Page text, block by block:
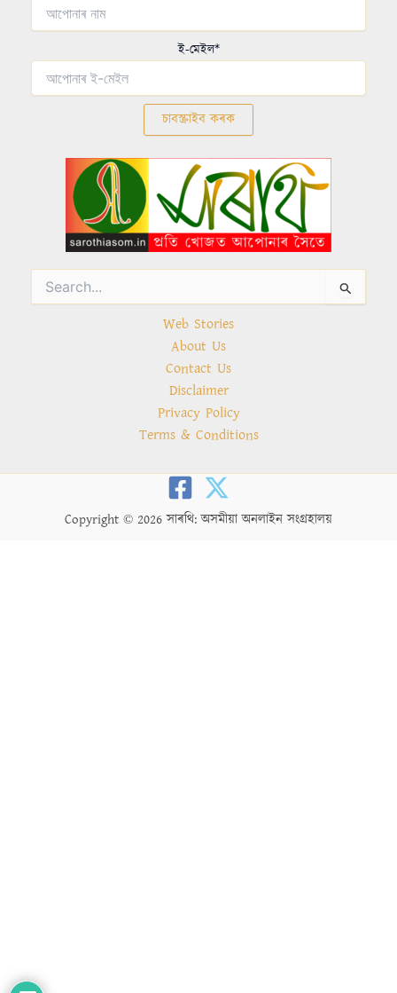
ই-মেইল*
Search
for:
Web Stories
About Us
Contact Us
Disclaimer
Privacy Policy
Terms & Conditions
Copyright © 2026 সাৰথি: অসমীয়া অনলাইন সংগ্ৰহালয়